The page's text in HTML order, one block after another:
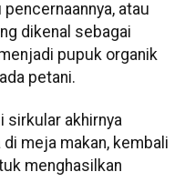
atau
dikenal sebagai
pupuk organik
petani.
sirkular akhirnya
meja makan, kembali
menghasilkan